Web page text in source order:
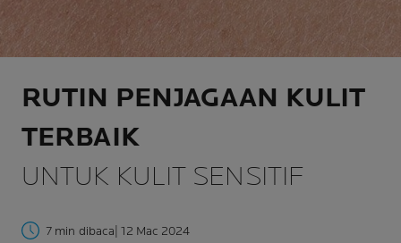
RUTIN PENJAGAAN KULIT
TERBAIK
UNTUK KULIT SENSITIF
7 min dibaca | 12 Mac 2024